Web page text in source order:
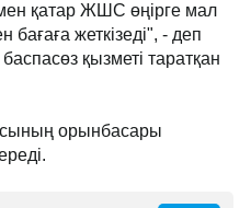
қатар ЖШС өңірге мал
жеткізеді", - деп
қызметі таратқан
орынбасары